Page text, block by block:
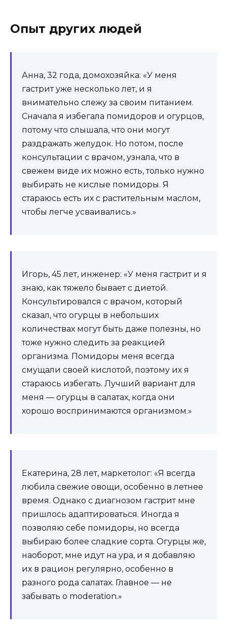
Опыт других людей
Анна, 32 года, домохозяйка: «У меня
гастрит уже несколько лет, и я
внимательно слежу за своим питанием.
Сначала я избегала помидоров и огурцов,
потому что слышала, что они могут
раздражать желудок. Но потом, после
консультации с врачом, узнала, что в
свежем виде их можно есть, только нужно
выбирать не кислые помидоры. Я
стараюсь есть их с растительным маслом,
чтобы легче усваивались.»
Игорь, 45 лет, инженер: «У меня гастрит и я
знаю, как тяжело бывает с диетой.
Консультировался с врачом, который
сказал, что огурцы в небольших
количествах могут быть даже полезны, но
тоже нужно следить за реакцией
организма. Помидоры меня всегда
смущали своей кислотой, поэтому их я
стараюсь избегать. Лучший вариант для
меня — огурцы в салатах, когда они
хорошо воспринимаются организмом.»
Екатерина, 28 лет, маркетолог: «Я всегда
любила свежие овощи, особенно в летнее
время. Однако с диагнозом гастрит мне
пришлось адаптироваться. Иногда я
позволяю себе помидоры, но всегда
выбираю более сладкие сорта. Огурцы же,
наоборот, мне идут на ура, и я добавляю
их в рацион регулярно, особенно в
разного рода салатах. Главное — не
забывать о moderation.»